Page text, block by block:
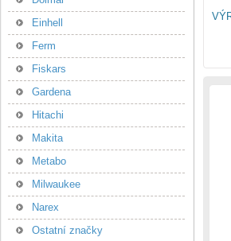
Einhell
Ferm
Fiskars
Gardena
Hitachi
Makita
Metabo
Milwaukee
Narex
Ostatní značky